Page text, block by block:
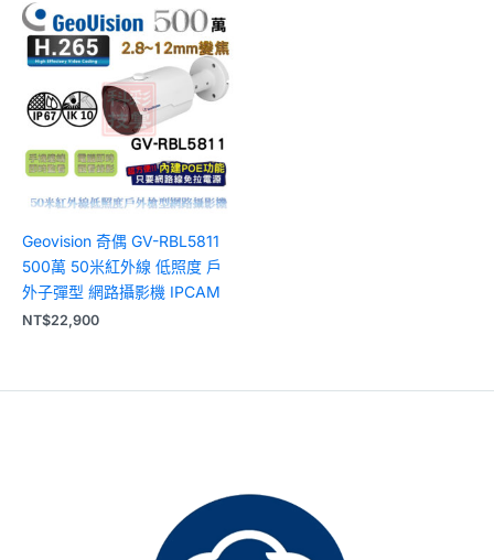
Geovision 奇偶 GV-RBL5811
500萬 50米紅外線 低照度 戶
外子彈型 網路攝影機 IPCAM
NT$22,900